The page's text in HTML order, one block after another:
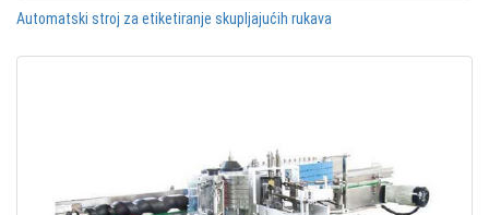
Automatski stroj za etiketiranje skupljajućih rukava